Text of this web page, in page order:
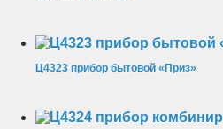
Ц4323 прибор бытовой «Приз»